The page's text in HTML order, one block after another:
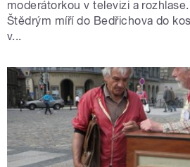
moderátorkou v televizi a
Štědrým míří do Bedřichova do
v...